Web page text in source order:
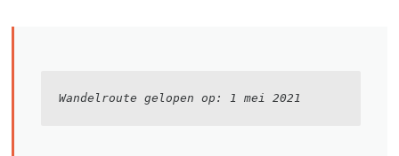
Wandelroute gelopen op: 1 mei 2021